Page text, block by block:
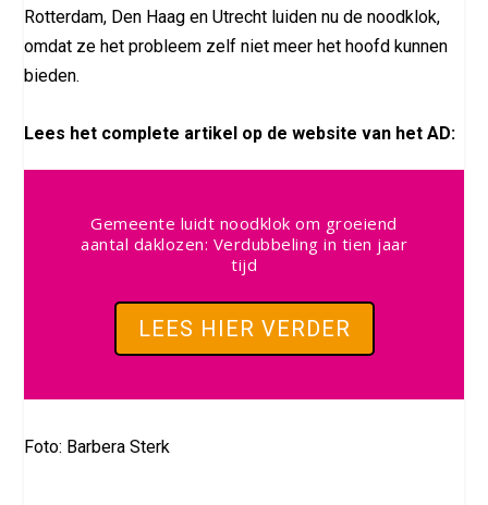
Rotterdam, Den Haag en Utrecht luiden nu de noodklok,
omdat ze het probleem zelf niet meer het hoofd kunnen
bieden.
Lees het complete artikel op de website van het AD:
Gemeente luidt noodklok om groeiend
aantal daklozen: Verdubbeling in tien jaar
tijd
LEES HIER VERDER
Foto: Barbera Sterk